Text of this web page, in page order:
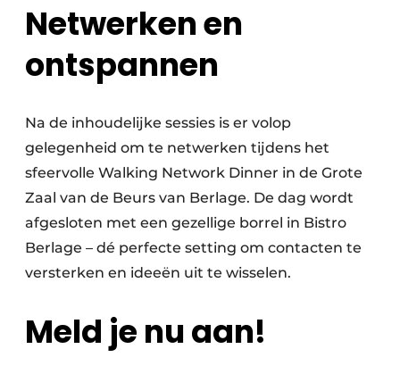
Netwerken en
ontspannen
Na de inhoudelijke sessies is er volop
gelegenheid om te netwerken tijdens het
sfeervolle Walking Network Dinner in de Grote
Zaal van de Beurs van Berlage. De dag wordt
afgesloten met een gezellige borrel in Bistro
Berlage – dé perfecte setting om contacten te
versterken en ideeën uit te wisselen.
Meld je nu aan!